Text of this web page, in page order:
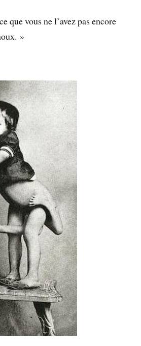
que vous ne l’avez pas encore
»